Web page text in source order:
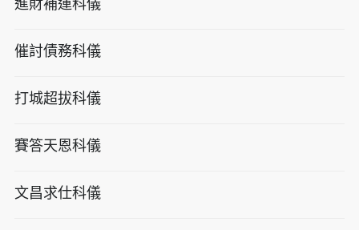
進財補運科儀
催討債務科儀
打城超拔科儀
賽答天恩科儀
文昌求仕科儀